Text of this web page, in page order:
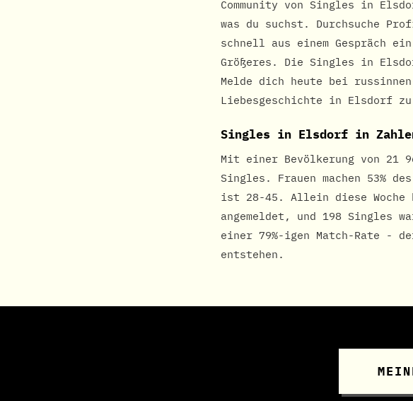
Community von Singles in
was du suchst. Durchsuche
schnell aus einem Gespräch
Größeres. Die Singles in
Melde dich heute bei
Liebesgeschichte in Elsdorf
Singles in Elsdorf in
Mit einer Bevölkerung von 21
Singles. Frauen machen 53%
ist 28-45. Allein diese Woche
angemeldet, und 198 Singles
einer 79%-igen Match-Rate -
entstehen.